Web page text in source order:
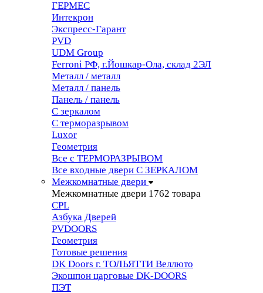
ГЕРМЕС
Интекрон
Экспресс-Гарант
PVD
UDM Group
Ferroni РФ, г.Йошкар-Ола, склад 2ЭЛ
Металл / металл
Металл / панель
Панель / панель
С зеркалом
С терморазрывом
Luxor
Геометрия
Все с ТЕРМОРАЗРЫВОМ
Все входные двери С ЗЕРКАЛОМ
Межкомнатные двери
Межкомнатные двери 1762 товара
CPL
Азбука Дверей
PVDOORS
Геометрия
Готовые решения
DK Doors г. ТОЛЬЯТТИ Веллюто
Экошпон царговые DK-DOORS
ПЭТ